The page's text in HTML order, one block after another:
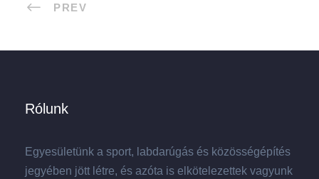
PREV
Rólunk
Egyesületünk a sport, labdarúgás és közösségépítés
jegyében jött létre, és azóta is elkötelezettek vagyunk